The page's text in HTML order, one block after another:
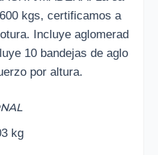
kgs, certificamos a
Incluye aglomerad
10 bandejas de aglo
por altura.
kg